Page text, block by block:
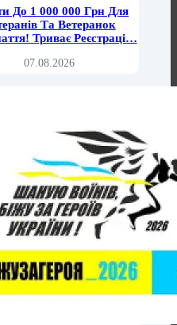
До 1 000 000 Грн Для
Та Ветеранок
Триває Реєстраці…
07.08.2026